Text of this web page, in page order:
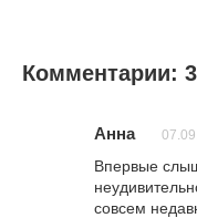
Комментарии: 3
Анна
Впервые
совсем